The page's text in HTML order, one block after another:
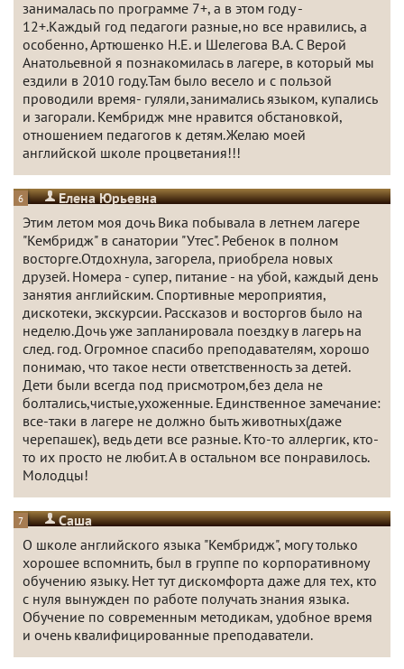
занималась по программе 7+, а в этом году -
12+.Каждый год педагоги разные,но все нравились, а
особенно, Артюшенко Н.Е. и Шелегова В.А. С Верой
Анатольевной я познакомилась в лагере, в который мы
ездили в 2010 году.Там было весело и с пользой
проводили время- гуляли,занимались языком, купались
и загорали. Кембридж мне нравится обстановкой,
отношением педагогов к детям.Желаю моей
английской школе процветания!!!
6
Елена Юрьевна
Этим летом моя дочь Вика побывала в летнем лагере
"Кембридж" в санатории "Утес". Ребенок в полном
восторге.Отдохнула, загорела, приобрела новых
друзей. Номера - супер, питание - на убой, каждый день
занятия английским. Спортивные мероприятия,
дискотеки, экскурсии. Рассказов и восторгов было на
неделю.Дочь уже запланировала поездку в лагерь на
след. год. Огромное спасибо преподавателям, хорошо
понимаю, что такое нести ответственность за детей.
Дети были всегда под присмотром,без дела не
болтались,чистые,ухоженные. Единственное замечание:
все-таки в лагере не должно быть животных(даже
черепашек), ведь дети все разные. Кто-то аллергик, кто-
то их просто не любит. А в остальном все понравилось.
Молодцы!
7
Саша
О школе английского языка "Кембридж", могу только
хорошее вспомнить, был в группе по корпоративному
обучению языку. Нет тут дискомфорта даже для тех, кто
с нуля вынужден по работе получать знания языка.
Обучение по современным методикам, удобное время
и очень квалифицированные преподаватели.